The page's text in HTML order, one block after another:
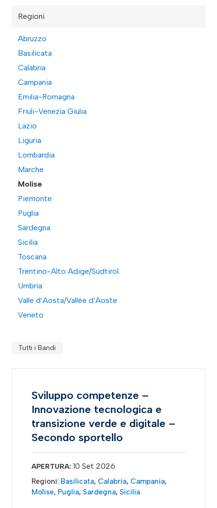
Regioni
Abruzzo
Basilicata
Calabria
Campania
Emilia-Romagna
Friuli-Venezia Giulia
Lazio
Liguria
Lombardia
Marche
Molise
Piemonte
Puglia
Sardegna
Sicilia
Toscana
Trentino-Alto Adige/Südtirol
Umbria
Valle d’Aosta/Vallée d’Aoste
Veneto
Tutti i Bandi
Sviluppo competenze –
Innovazione tecnologica e
transizione verde e digitale –
Secondo sportello
APERTURA: 10 Set 2026
Regioni: Basilicata, Calabria, Campania,
Molise, Puglia, Sardegna, Sicilia